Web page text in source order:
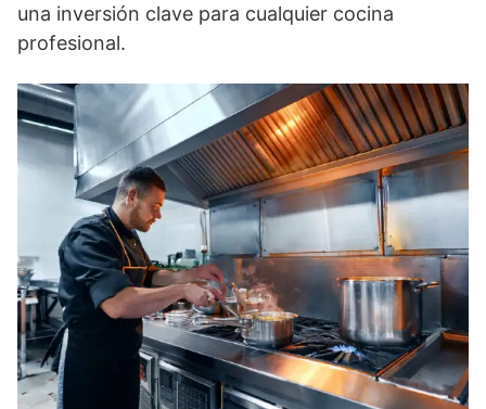
una inversión clave para cualquier cocina
profesional.